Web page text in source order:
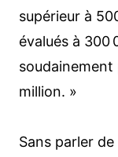
supérieur à
évalués à 300
soudainement
million. »
Sans parler